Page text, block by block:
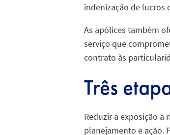
indenização de lucros
As apólices também
serviço que
contrato às
Três
Reduzir a exposição
planejamento e ação.